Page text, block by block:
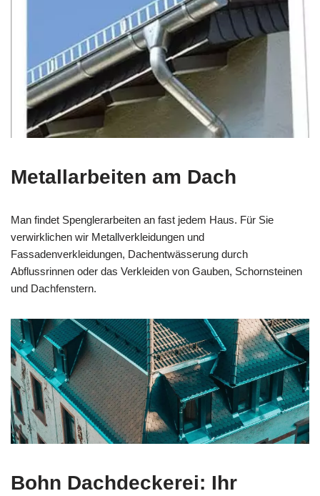
Metallarbeiten am Dach
Man findet Spenglerarbeiten an fast jedem Haus. Für Sie
verwirklichen wir Metallverkleidungen und
Fassadenverkleidungen, Dachentwässerung durch
Abflussrinnen oder das Verkleiden von Gauben, Schornsteinen
und Dachfenstern.
Bohn Dachdeckerei: Ihr